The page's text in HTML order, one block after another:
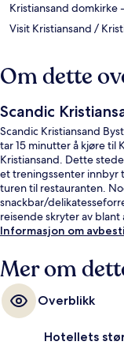
Kristiansand domkirke
Visit Kristiansand /
Om dette
Scandic
Scandic Kristiansand
tar 15 minutter å kjøre til
Kristiansand. Dette
et treningssenter innbyr
turen til restauranten.
snackbar/
reisende skryter av
Informasjon om
Mer om
Overblikk
Hotellets